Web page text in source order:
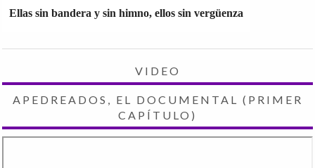
Ellas sin bandera y sin himno, ellos sin vergüenza
VIDEO
APEDREADOS, EL DOCUMENTAL (PRIMER
CAPÍTULO)